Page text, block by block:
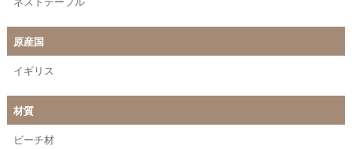
原産国
イギリス
材質
ビーチ材